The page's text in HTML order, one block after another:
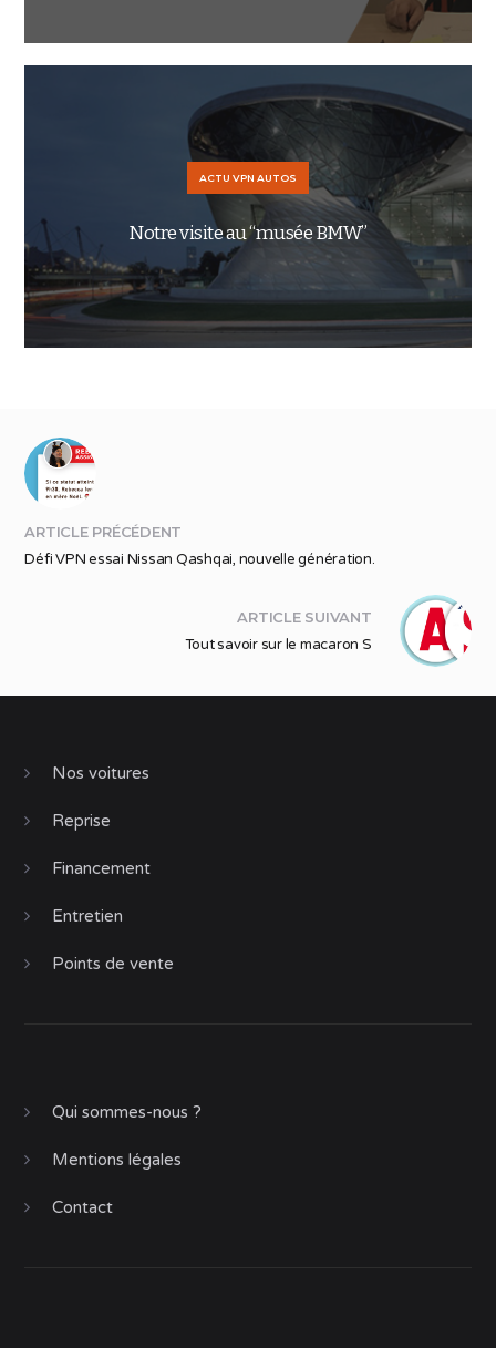
ACTU VPN AUTOS
Notre visite au “musée BMW”
ARTICLE PRÉCÉDENT
Défi VPN essai Nissan Qashqai, nouvelle génération.
ARTICLE SUIVANT
Tout savoir sur le macaron S
Nos voitures
Reprise
Financement
Entretien
Points de vente
Qui sommes-nous ?
Mentions légales
Contact